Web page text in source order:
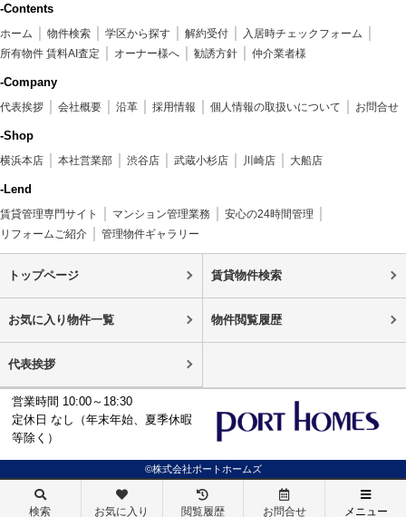
-Contents
ホーム 物件検索 学区から探す 解約受付
入居時チェックフォーム
所有物件 賃料AI査定
オーナー様へ 勧誘方針 仲介業者様
-Company
代表挨拶 会社概要 沿革 採用情報 個人情報の取扱いについて お問合せ
-Shop
横浜本店 本社営業部 渋谷店 武蔵小杉店 川崎店 大船店
-Lend
賃貸管理専門サイト マンション管理業務
安心の24時間管理
リフォームご紹介
管理物件ギャラリー
トップページ 賃貸物件検索
お気に入り物件一覧 物件閲覧履歴
代表挨拶
営業時間 10:00～18:30
定休日 なし（年末年始、夏季休暇
等除く）
©株式会社ポートホームズ
検索 お気に入り 閲覧履歴 お問合せ メニュー